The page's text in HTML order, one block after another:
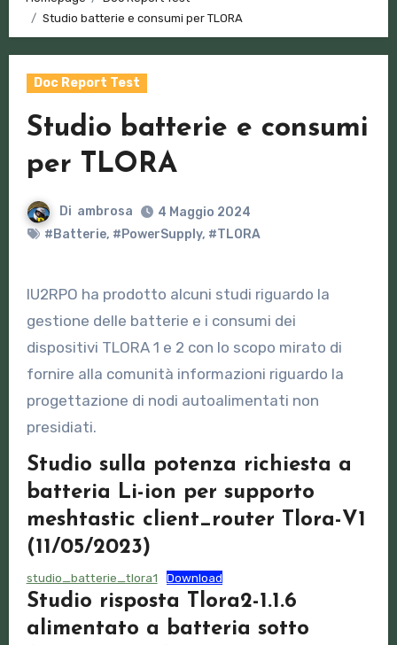
Studio batterie e consumi per TLORA
Doc Report Test
Studio batterie e consumi
per TLORA
Di ambrosa
4 Maggio 2024
#Batterie, #PowerSupply, #TLORA
IU2RPO ha prodotto alcuni studi riguardo la
gestione delle batterie e i consumi dei
dispositivi TLORA 1 e 2 con lo scopo mirato di
fornire alla comunità informazioni riguardo la
progettazione di nodi autoalimentati non
presidiati.
Studio sulla potenza richiesta a
batteria Li-ion per supporto
meshtastic client_router Tlora-V1
(11/05/2023)
studio_batterie_tlora1 Download
Studio risposta Tlora2-1.1.6
alimentato a batteria sotto